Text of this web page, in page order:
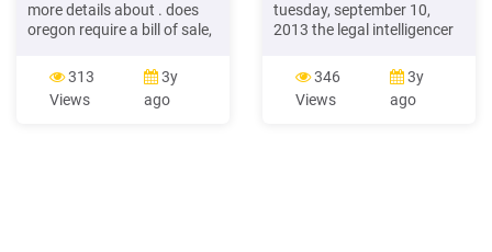
more details about . does
oregon require a bill of sale,
oregon bill of sale fillable, bill
of sale oregon template,
state of oregon bill of sale,
313
Views
3y
ago
tuesday, september 10,
2013 the legal intelligencer
346
Views
3y
ago